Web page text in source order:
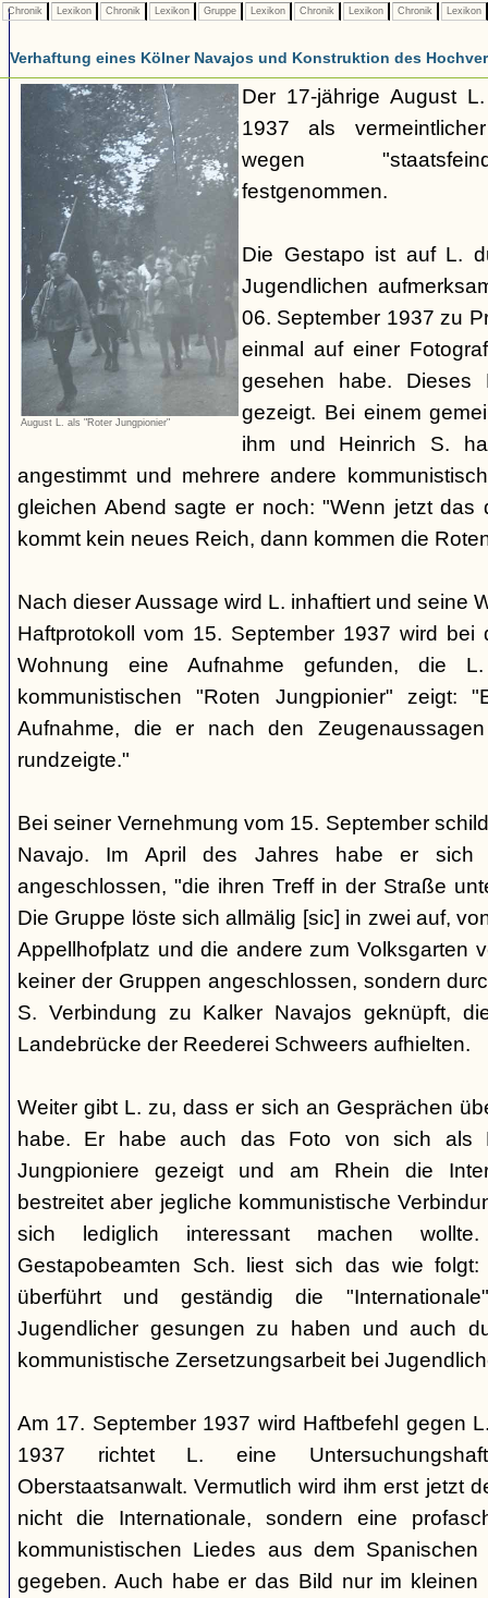
Chronik Lexikon Chronik Lexikon Gruppe Lexikon Chronik Lexikon Chronik Lexikon
Verhaftung eines Kölner Navajos und Konstruktion des
August L. als "Roter Jungpionier"
Der 17-jährige August
1937 als
wegen
festgenommen.
Die Gestapo ist auf L.
Jugendlichen
06. September 1937 zu
einmal auf einer
gesehen habe.
gezeigt. Bei einem
ihm und Heinrich S.
angestimmt und mehrere andere
gleichen Abend sagte er noch: "Wenn jetzt das
kommt kein neues Reich, dann kommen die
Nach dieser Aussage wird L. inhaftiert und seine
Haftprotokoll vom 15. September 1937 wird bei
Wohnung eine Aufnahme gefunden, die
kommunistischen "Roten Jungpionier" zeigt:
Aufnahme, die er nach den
rundzeigte."
Bei seiner Vernehmung vom 15. September
Navajo. Im April des Jahres habe er sich
angeschlossen, "die ihren Treff in der Straße
Die Gruppe löste sich allmälig [sic] in zwei auf,
Appellhofplatz und die andere zum Volksgarten
keiner der Gruppen angeschlossen, sondern
S. Verbindung zu Kalker Navajos geknüpft,
Landebrücke der Reederei Schweers aufhielten.
Weiter gibt L. zu, dass er sich an Gesprächen
habe. Er habe auch das Foto von sich als
Jungpioniere gezeigt und am Rhein die
bestreitet aber jegliche kommunistische
sich lediglich interessant machen
Gestapobeamten Sch. liest sich das wie
überführt und geständig die
Jugendlicher gesungen zu haben und auch
kommunistische Zersetzungsarbeit bei
Am 17. September 1937 wird Haftbefehl gegen
1937 richtet L. eine
Oberstaatsanwalt. Vermutlich wird ihm erst jetzt
nicht die Internationale, sondern eine
kommunistischen Liedes aus dem
gegeben. Auch habe er das Bild nur im